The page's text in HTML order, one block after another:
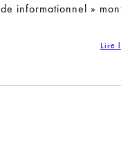
informationnel »
Lire